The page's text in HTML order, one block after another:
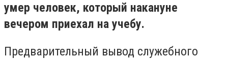
умер человек, который накануне
вечером приехал на учебу.
Предварительный вывод служебного